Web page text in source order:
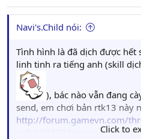
:
Navi's.Child nói:
Tình hình là đã dịch được
linh tinh ra tiếng anh (skill
), bác nào vẫn đang
send, em chơi bản rtk13 này
http://forum.gamevn.com/
puk.1335726/page-13#post-
Click to